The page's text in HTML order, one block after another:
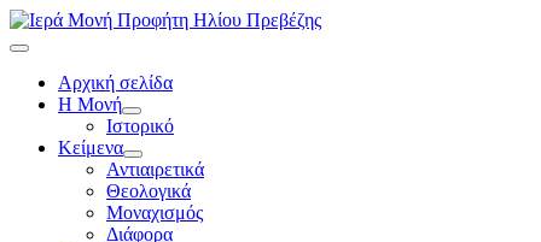
Αρχική σελίδα
Η Μονή
Ιστορικό
Κείμενα
Αντιαιρετικά
Θεολογικά
Μοναχισμός
Διάφορα